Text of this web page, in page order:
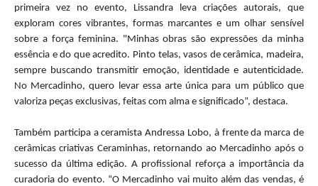
primeira vez no evento, Lissandra leva criações autorais, que
exploram cores vibrantes, formas marcantes e um olhar sensível
sobre a força feminina. "Minhas obras são expressões da minha
essência e do que acredito. Pinto telas, vasos de cerâmica, madeira,
sempre buscando transmitir emoção, identidade e autenticidade.
No Mercadinho, quero levar essa arte única para um público que
valoriza peças exclusivas, feitas com alma e significado”, destaca.
Também participa a ceramista Andressa Lobo, à frente da marca de
cerâmicas criativas Ceraminhas, retornando ao Mercadinho após o
sucesso da última edição. A profissional reforça a importância da
curadoria do evento. “O Mercadinho vai muito além das vendas, é